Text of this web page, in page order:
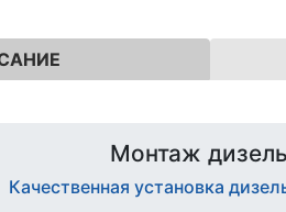
Монтаж
Качественная установка